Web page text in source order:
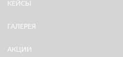
КЕЙСЫ
ГАЛЕРЕЯ
АКЦИИ